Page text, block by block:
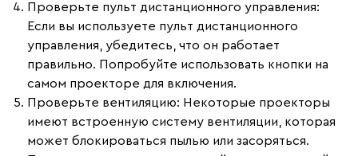
Проверьте пульт дистанционного управления:
Если вы используете пульт дистанционного
управления, убедитесь, что он работает
правильно. Попробуйте использовать кнопки на
самом проекторе для включения.
Проверьте вентиляцию: Некоторые проекторы
имеют встроенную систему вентиляции, которая
может блокироваться пылью или засоряться.